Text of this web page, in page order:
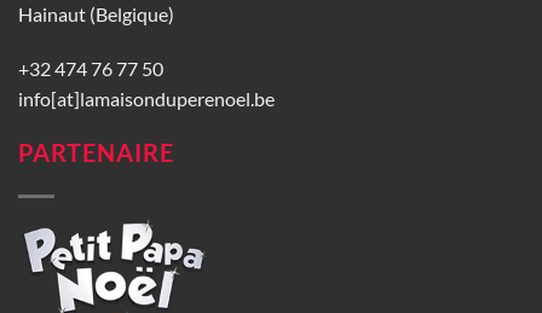
Hainaut (Belgique)
+32 474 76 77 50
info[at]lamaisonduperenoel.be
PARTENAIRE